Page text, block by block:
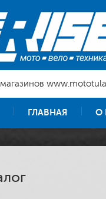
ГЛАВНАЯ О